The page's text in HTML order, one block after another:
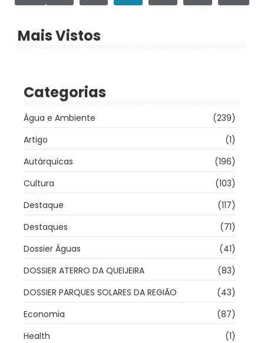
Mais Vistos
Categorias
Água e Ambiente
(239)
Artigo
(1)
Autárquicas
(196)
Cultura
(103)
Destaque
(117)
Destaques
(71)
Dossier Águas
(41)
DOSSIER ATERRO DA QUEIJEIRA
(83)
DOSSIER PARQUES SOLARES DA REGIÃO
(43)
Economia
(87)
Health
(1)